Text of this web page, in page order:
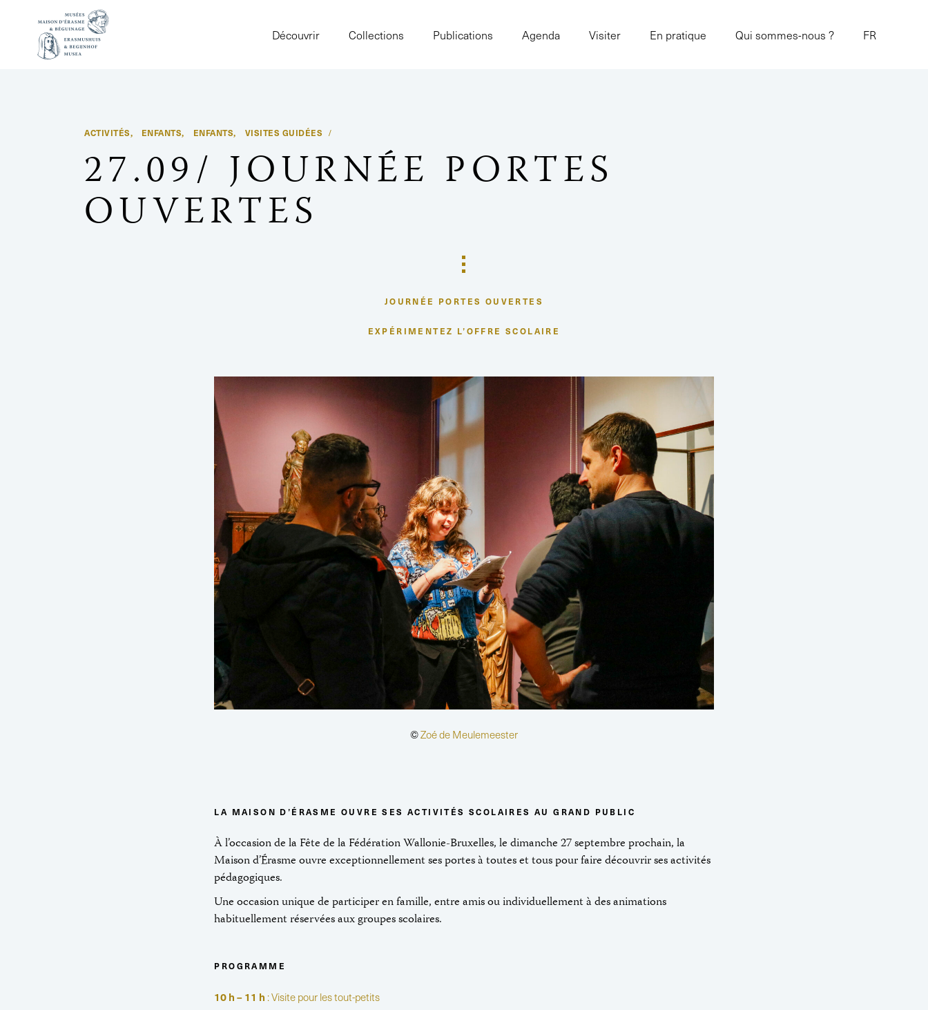
Découvrir Collections Publications Agenda Visiter En pratique Qui sommes-nous ? FR
ACTIVITÉS, ENFANTS, ENFANTS, VISITES GUIDÉES
27.09/ JOURNÉE PORTES
OUVERTES
JOURNÉE PORTES OUVERTES
EXPÉRIMENTEZ L’OFFRE SCOLAIRE
©Zoé de Meulemeester
LA MAISON D’ÉRASME OUVRE SES ACTIVITÉS SCOLAIRES AU GRAND PUBLIC
À l’occasion de la Fête de la Fédération Wallonie-Bruxelles, le dimanche 27 septembre prochain, la
Maison d’Érasme ouvre exceptionnellement ses portes à toutes et tous pour faire découvrir ses activités
pédagogiques.
Une occasion unique de participer en famille, entre amis ou individuellement à des animations
habituellement réservées aux groupes scolaires.
PROGRAMME
10 h – 11 h : Visite pour les tout-petits